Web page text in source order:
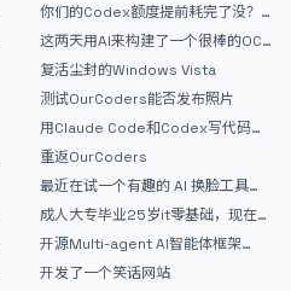
你们的Codex额度提前耗完了没？
戒断反应如何？
这两天用AI来构建了一个很棒的OC
论坛精华区
复活尘封的Windows Vista
测试OurCoders能否发布照片
用Claude Code和Codex写代码真
的爽，但是App怎么挣钱还是很难啊
重返OurCoders
最近在试一个有趣的 AI 换脸工具，
效果挺不错
成人大专毕业25岁it零基础，现在想
考软件设计师，有什么好的建议吗，
谢谢！
开源Multi-agent AI智能体框架
aevatar.ai，欢迎大家贡献代码
开发了一个笑话网站